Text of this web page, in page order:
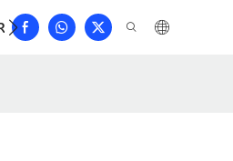
BIZE ULAŞIN